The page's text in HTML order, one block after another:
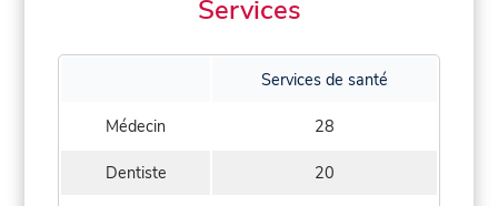
Services
Services de santé
Médecin 28
Dentiste 20